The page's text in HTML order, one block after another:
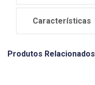
Características
Produtos Relacionados